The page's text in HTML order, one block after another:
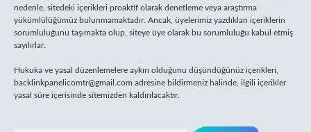
nedenle, sitedeki içerikleri proaktif olarak denetleme veya araştırma
yükümlülüğümüz bulunmamaktadır. Ancak, üyelerimiz yazdıkları içeriklerin
sorumluluğunu taşımakta olup, siteye üye olarak bu sorumluluğu kabul etmiş
sayılırlar.
Hukuka ve yasal düzenlemelere aykırı olduğunu düşündüğünüz içerikleri,
backlinkpanelicomtr@gmail.com adresine bildirmeniz halinde, ilgili içerikler
yasal süre içerisinde sitemizden kaldırılacaktır.